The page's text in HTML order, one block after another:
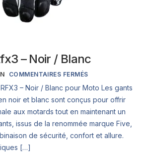
– Noir / Blanc
COMMENTAIRES FERMÉS
– Noir / Blanc pour Moto Les gants
noir et blanc sont conçus pour offrir
aux motards tout en maintenant un
issus de la renommée marque Five,
de sécurité, confort et allure.
[…]